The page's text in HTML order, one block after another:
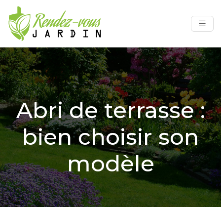
Abri de terrasse :
bien choisir son
modèle